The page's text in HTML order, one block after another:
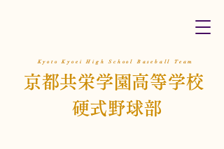
Kyoto Kyoei High School Baseball Team
京都共栄学園高等学校
硬式野球部